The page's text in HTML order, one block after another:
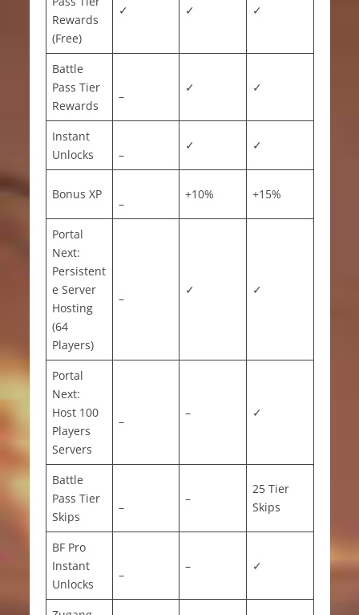
Rewards
(Free)
✓ ✓ ✓
Battle
Pass Tier
Rewards
–
✓ ✓
Instant
Unlocks
–
✓ ✓
Bonus XP
–
+10% +15%
Portal
Next:
Persistent
e Server
Hosting
(64
Players)
–
✓ ✓
Portal
Next:
Host 100
Players
Servers
–
– ✓
Battle
Pass Tier
Skips
–
–
25 Tier
Skips
BF Pro
Instant
Unlocks
–
– ✓